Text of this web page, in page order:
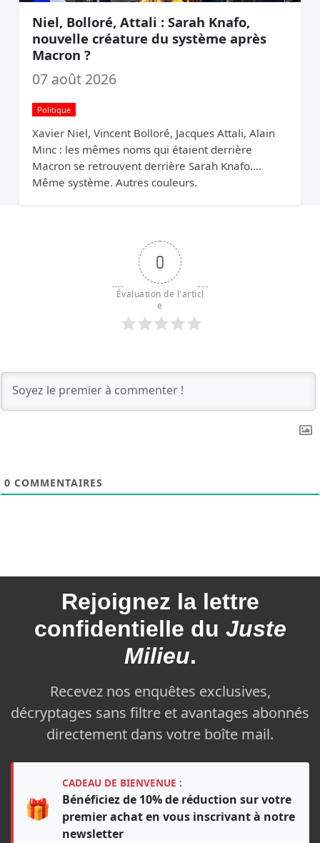
Niel, Bolloré, Attali : Sarah Knafo,
nouvelle créature du système après
Macron ?
07 août 2026
Politique
Xavier Niel, Vincent Bolloré, Jacques Attali, Alain
Minc : les mêmes noms qui étaient derrière
Macron se retrouvent derrière Sarah Knafo.
Même système. Autres couleurs.
0
Évaluation de l'articl
e
0 COMMENTAIRES
Rejoignez la lettre
confidentielle du Juste
Milieu.
Recevez nos enquêtes exclusives,
décryptages sans filtre et avantages abonnés
directement dans votre boîte mail.
🎁
CADEAU DE BIENVENUE :
Bénéficiez de 10% de réduction sur votre
premier achat en vous inscrivant à notre
newsletter